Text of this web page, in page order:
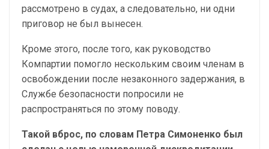
рассмотрено в судах, а следовательно, ни одни
приговор не был вынесен.
Кроме этого, после того, как руководство
Компартии помогло нескольким своим членам в
освобождении после незаконного задержания, в
Службе безопасности попросили не
распространяться по этому поводу.
Такой вброс, по словам Петра Симоненко был